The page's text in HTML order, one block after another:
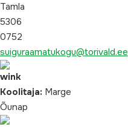
Tamla
5306
0752
suiguraamatukogu@torivald.ee
Koolitaja: Marge
Õunap